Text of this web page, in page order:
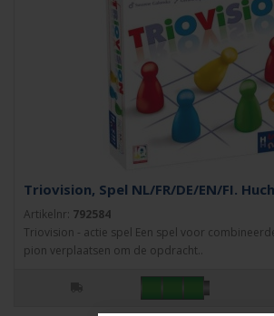
Triovision, Spel NL/FR/DE/EN/FI. Huch
Artikelnr: 792584
Triovision - actie spel Een spel voor
pion verplaatsen om de opdracht..